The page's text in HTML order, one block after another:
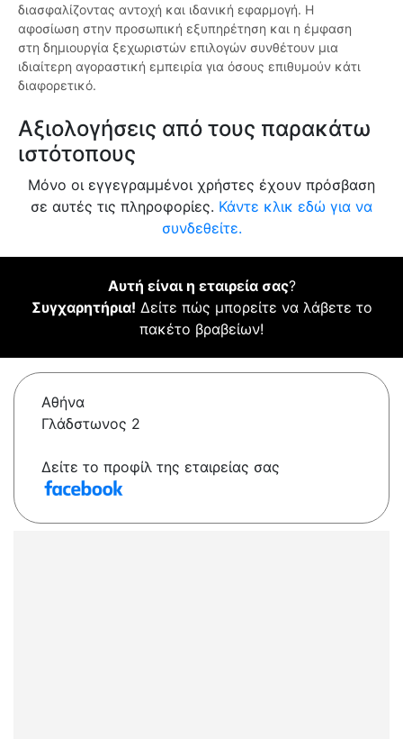
διασφαλίζοντας αντοχή και ιδανική εφαρμογή. Η
αφοσίωση στην προσωπική εξυπηρέτηση και η έμφαση
στη δημιουργία ξεχωριστών επιλογών συνθέτουν μια
ιδιαίτερη αγοραστική εμπειρία για όσους επιθυμούν κάτι
διαφορετικό.
Αξιολογήσεις από τους παρακάτω
ιστότοπους
Μόνο οι εγγεγραμμένοι χρήστες έχουν πρόσβαση
σε αυτές τις πληροφορίες. Κάντε κλικ εδώ για να
συνδεθείτε.
Αυτή είναι η εταιρεία σας?
Συγχαρητήρια! Δείτε πώς μπορείτε να λάβετε το
πακέτο βραβείων!
Αθήνα
Γλάδστωνος 2
Δείτε το προφίλ της εταιρείας σας